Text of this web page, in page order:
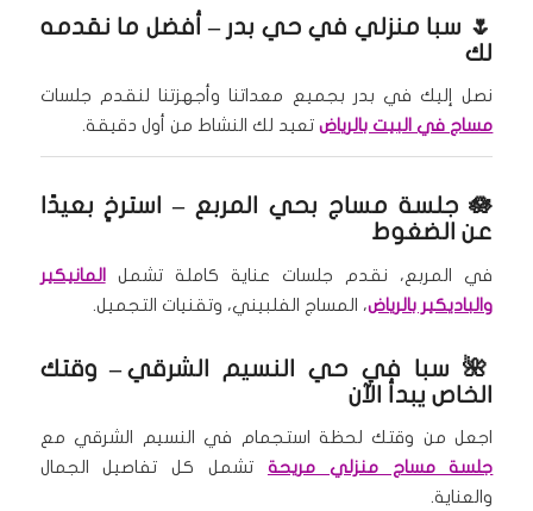
🌷 سبا منزلي في حي بدر – أفضل ما نقدمه
لك
نصل إليك في بدر بجميع معداتنا وأجهزتنا لنقدم جلسات
مساج في البيت بالرياضتعيد لك النشاط من أول دقيقة.
🪷 جلسة مساج بحي المربع – استرخِ بعيدًا
عن الضغوط
في المربع، نقدم جلسات عناية كاملة تشمل
المانيكير
والباديكير بالرياض، المساج الفلبيني، وتقنيات التجميل.
🌺 سبا في حي النسيم الشرقي– وقتك
الخاص يبدأ الآن
اجعل من وقتك لحظة استجمام في النسيم الشرقي مع
جلسة مساج منزلي مريحة تشمل كل تفاصيل الجمال
والعناية.